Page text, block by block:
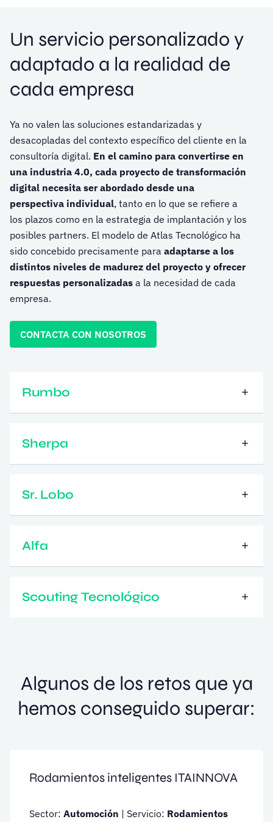
Un servicio personalizado y
adaptado a la realidad de
cada empresa
Ya no valen las soluciones estandarizadas y
desacopladas del contexto específico del cliente en la
consultoría digital. En el camino para convertirse en
una industria 4.0, cada proyecto de transformación
digital necesita ser abordado desde una
perspectiva individual, tanto en lo que se refiere a
los plazos como en la estrategia de implantación y los
posibles partners. El modelo de Atlas Tecnológico ha
sido concebido precisamente para adaptarse a los
distintos niveles de madurez del proyecto y ofrecer
respuestas personalizadas a la necesidad de cada
empresa.
CONTACTA CON NOSOTROS
Rumbo
Sherpa
Sr. Lobo
Alfa
Scouting Tecnológico
Algunos de los retos que ya
hemos conseguido superar:
Rodamientos inteligentes ITAINNOVA
Sector: Automoción | Servicio: Rodamientos